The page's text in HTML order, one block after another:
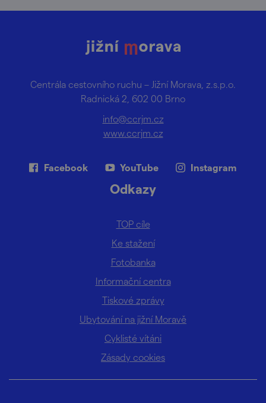
Centrála cestovního ruchu – Jižní Morava, z.s.p.o.
Radnická 2, 602 00 Brno
info@ccrjm.cz
www.ccrjm.cz
Facebook YouTube Instagram
Odkazy
TOP cíle
Ke stažení
Fotobanka
Informační centra
Tiskové zprávy
Ubytování na jižní Moravě
Cyklisté vítáni
Zásady cookies